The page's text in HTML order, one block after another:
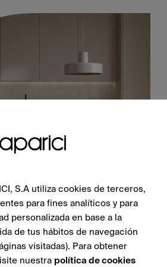
100X100
S.A utiliza cookies de terceros,
para fines analíticos y para
personalizada en base a la
de tus hábitos de navegación
visitadas). Para obtener
nuestra política de cookies